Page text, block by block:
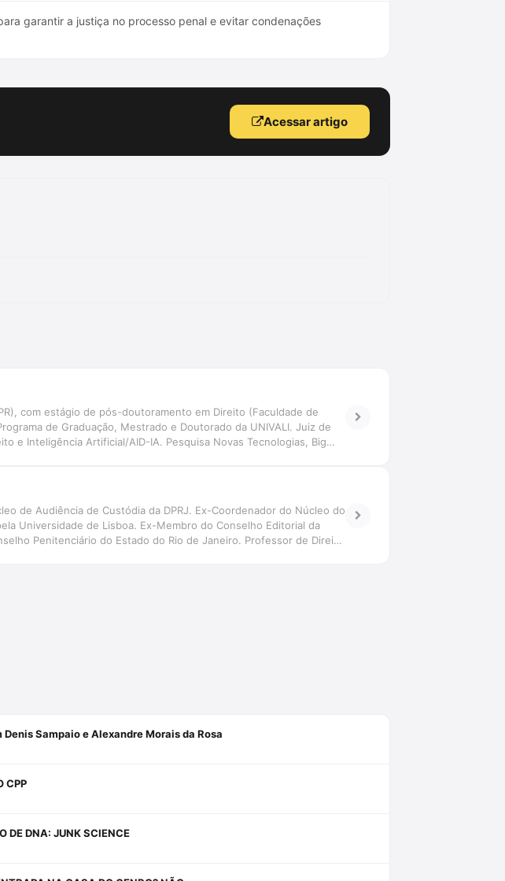
garantir a justiça no processo penal e evitar condenações
Acessar artigo
com estágio de pós-doutoramento em Direito (Faculdade de
de Graduação, Mestrado e Doutorado da UNIVALI. Juiz de
e Inteligência Artificial/AID-IA. Pesquisa Novas Tecnologias, Big
de Audiência de Custódia da DPRJ. Ex-Coordenador do Núcleo do
Universidade de Lisboa. Ex-Membro do Conselho Editorial da
Penitenciário do Estado do Rio de Janeiro. Professor de Direito
Sampaio e Alexandre Morais da Rosa
CPP
DE DNA: JUNK SCIENCE